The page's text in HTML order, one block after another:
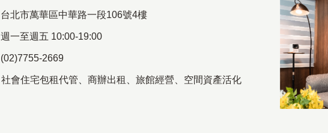
台北市萬華區中華路一段106號4樓
週一至週五 10:00-19:00
(02)7755-2669
社會住宅包租代管 商辦出租 旅館經營、空間資產活化